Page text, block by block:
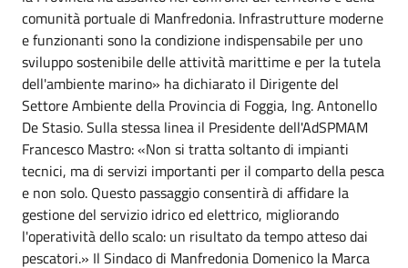
comunità portuale di Manfredonia. Infrastrutture moderne
e funzionanti sono la condizione indispensabile per uno
sviluppo sostenibile delle attività marittime e per la tutela
dell'ambiente marino» ha dichiarato il Dirigente del
Settore Ambiente della Provincia di Foggia, Ing. Antonello
De Stasio. Sulla stessa linea il Presidente dell'AdSPMAM
Francesco Mastro: «Non si tratta soltanto di impianti
tecnici, ma di servizi importanti per il comparto della pesca
e non solo. Questo passaggio consentirà di affidare la
gestione del servizio idrico ed elettrico, migliorando
l'operatività dello scalo: un risultato da tempo atteso dai
pescatori.» Il Sindaco di Manfredonia Domenico la Marca